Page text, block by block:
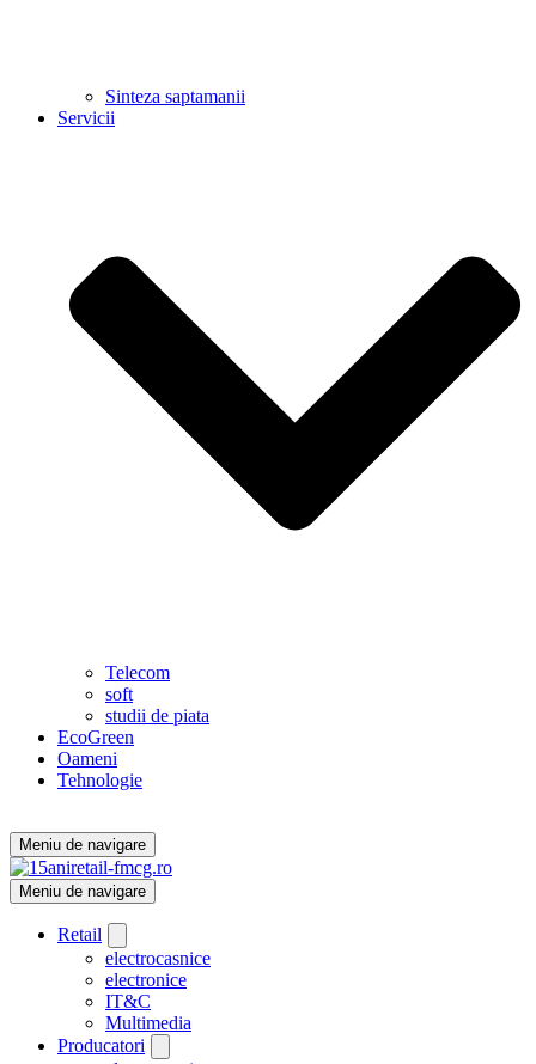
Sinteza saptamanii
Servicii
Telecom
soft
studii de piata
EcoGreen
Oameni
Tehnologie
Meniu de navigare
Meniu de navigare
Retail
electrocasnice
electronice
IT&C
Multimedia
Producatori